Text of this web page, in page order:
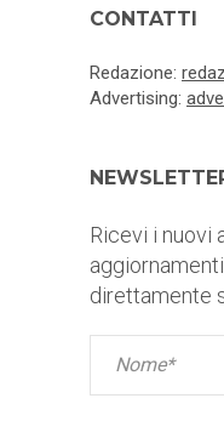
CONTATTI
Redazione:
Advertising:
Ricevi i nuovi
direttamente